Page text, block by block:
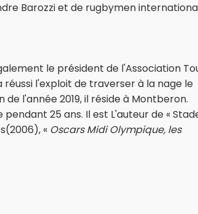
Barozzi et de rugbymen
le président de l'Association
réussi l'exploit de traverser à la nage le
l'année 2019, il réside à Montberon.
25 ans. Il est L'auteur de «
« Oscars Midi Olympique, les